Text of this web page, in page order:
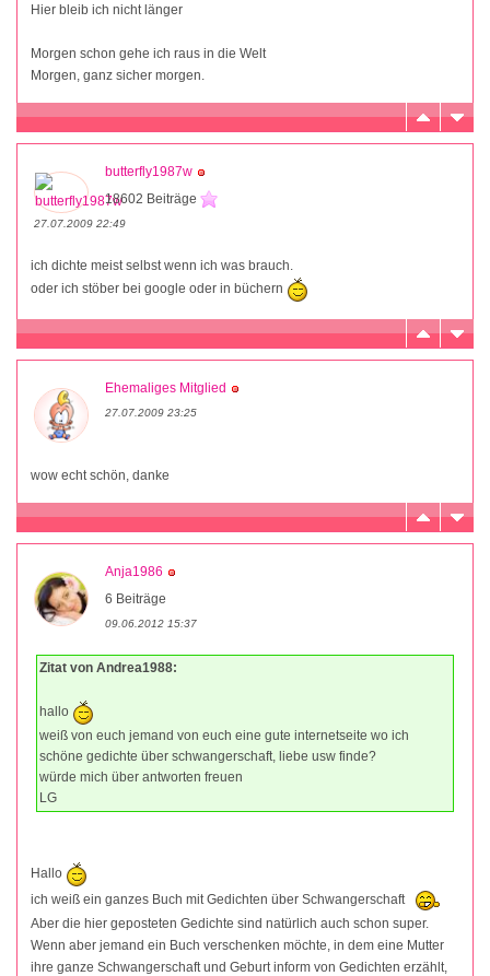
Hier bleib ich nicht länger
Morgen schon gehe ich raus in die Welt
Morgen, ganz sicher morgen.
butterfly1987w
18602 Beiträge
27.07.2009 22:49
ich dichte meist selbst wenn ich was brauch.
oder ich stöber bei google oder in büchern
Ehemaliges Mitglied
27.07.2009 23:25
wow echt schön, danke
Anja1986
6 Beiträge
09.06.2012 15:37
Zitat von Andrea1988:
hallo
weiß von euch jemand von euch eine gute internetseite wo ich
schöne gedichte über schwangerschaft, liebe usw finde?
würde mich über antworten freuen
LG
Hallo
ich weiß ein ganzes Buch mit Gedichten über Schwangerschaft
Aber die hier geposteten Gedichte sind natürlich auch schon super.
Wenn aber jemand ein Buch verschenken möchte, in dem eine Mutter
ihre ganze Schwangerschaft und Geburt inform von Gedichten erzählt,